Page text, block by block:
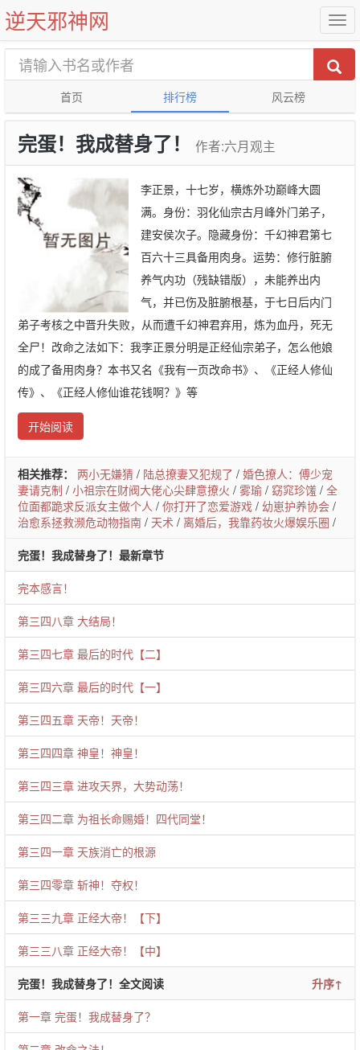
逆天邪神网
首页 排行榜 风云榜
完蛋！我成替身了！ 作者:六月观主
李正景，十七岁，横炼外功巅峰大圆
满。身份：羽化仙宗古月峰外门弟子，
建安侯次子。隐藏身份：千幻神君第七
百六十三具备用肉身。运势：修行脏腑
养气内功（残缺错版），未能养出内
气，并已伤及脏腑根基，于七日后内门
弟子考核之中晋升失败，从而遭千幻神君弃用，炼为血丹，死无
全尸！改命之法如下：我李正景分明是正经仙宗弟子，怎么他娘
的成了备用肉身？本书又名《我有一页改命书》、《正经人修仙
传》、《正经人修仙谁花钱啊？》等
开始阅读
相关推荐： 两小无嫌猜 / 陆总撩妻又犯规了 / 婚色撩人：傅少宠
妻请克制 / 小祖宗在财阀大佬心尖肆意撩火 / 雾瑜 / 窈窕珍馐 / 全
位面都跪求反派女主做个人 / 你打开了恋爱游戏 / 幼崽护养协会 /
治愈系拯救濒危动物指南 / 天术 / 离婚后，我靠药妆火爆娱乐圈 /
完蛋！我成替身了！最新章节
完本感言！
第三四八章 大结局！
第三四七章 最后的时代【二】
第三四六章 最后的时代【一】
第三四五章 天帝！天帝！
第三四四章 神皇！神皇！
第三四三章 进攻天界，大势动荡！
第三四二章 为祖长命赐婚！四代同堂！
第三四一章 天族消亡的根源
第三四零章 斩神！夺权！
第三三九章 正经大帝！【下】
第三三八章 正经大帝！【中】
完蛋！我成替身了！全文阅读 升序↑
第一章 完蛋！我成替身了？